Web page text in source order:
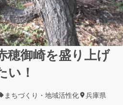
御崎を盛り上げ
い！
まちづくり・地域活性化 兵庫県